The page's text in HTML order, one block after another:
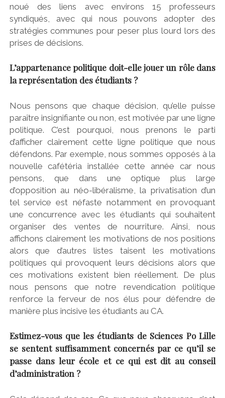
noué des liens avec environs 15 professeurs
syndiqués, avec qui nous pouvons adopter des
stratégies communes pour peser plus lourd lors des
prises de décisions.
L’appartenance politique doit-elle jouer un rôle dans
la représentation des étudiants ?
Nous pensons que chaque décision, qu’elle puisse
paraître insignifiante ou non, est motivée par une ligne
politique. C’est pourquoi, nous prenons le parti
d’afficher clairement cette ligne politique que nous
défendons. Par exemple, nous sommes opposés à la
nouvelle cafétéria installée cette année car nous
pensons, que dans une optique plus large
d’opposition au néo-libéralisme, la privatisation d’un
tel service est néfaste notamment en provoquant
une concurrence avec les étudiants qui souhaitent
organiser des ventes de nourriture. Ainsi, nous
affichons clairement les motivations de nos positions
alors que d’autres listes taisent les motivations
politiques qui provoquent leurs décisions alors que
ces motivations existent bien réellement. De plus
nous pensons que notre revendication politique
renforce la ferveur de nos élus pour défendre de
manière plus incisive les étudiants au CA.
Estimez-vous que les étudiants de Sciences Po Lille
se sentent suffisamment concernés par ce qu’il se
passe dans leur école et ce qui est dit au conseil
d’administration ?